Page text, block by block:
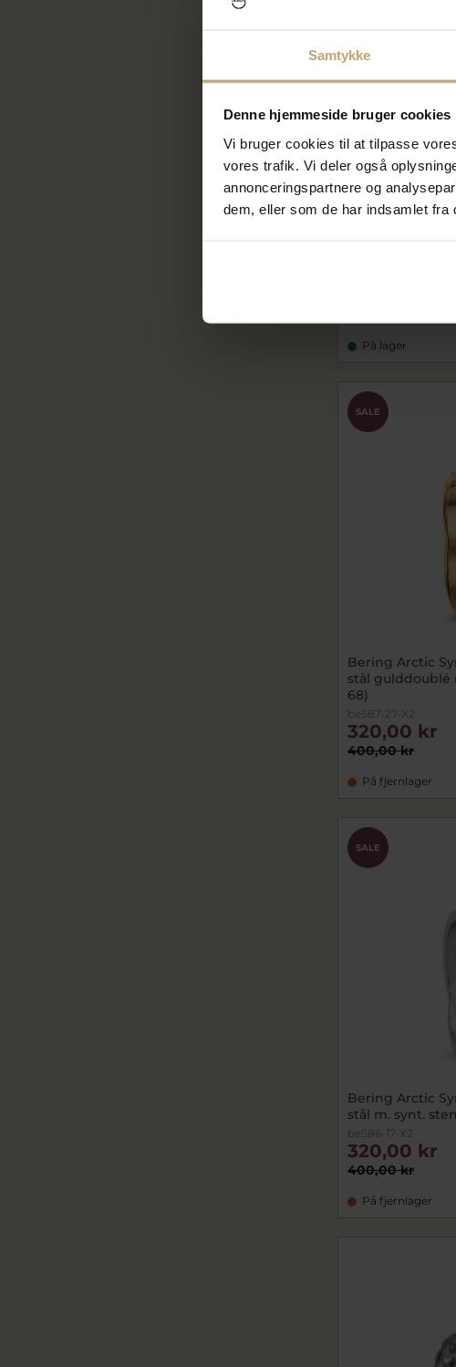
Samtykke
Denne hjemmeside bruger cookies
Vi bruger cookies til at tilpasse
vores trafik. Vi deler også
annonceringspartnere og
dem, eller som de har indsamlet fra
forgyldt m.
På lager
SALE
Bering Arctic
stål gulddoublé
68)
be587-27-X2
400,00 kr
320,00 kr
På fjernlager
SALE
Bering Arctic
stål m. synt.
be586-17-X2
400,00 kr
320,00 kr
På fjernlager